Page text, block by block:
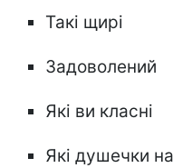
Такі щирі
Задоволений
Які ви класні
Які душечки